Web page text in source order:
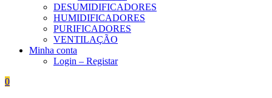
DESUMIDIFICADORES
HUMIDIFICADORES
PURIFICADORES
VENTILAÇÃO
Minha conta
Login – Registar
0